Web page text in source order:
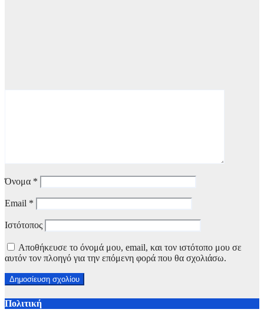
Όνομα *
Email *
Ιστότοπος
Αποθήκευσε το όνομά μου, email, και τον ιστότοπο μου σε
αυτόν τον πλοηγό για την επόμενη φορά που θα σχολιάσω.
Πολιτική